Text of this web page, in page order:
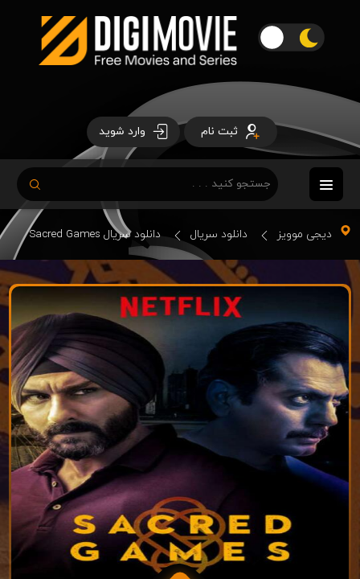
ثبت نام وارد شوید
دیجی موویز دانلود سریال دانلود سریال Sacred Games